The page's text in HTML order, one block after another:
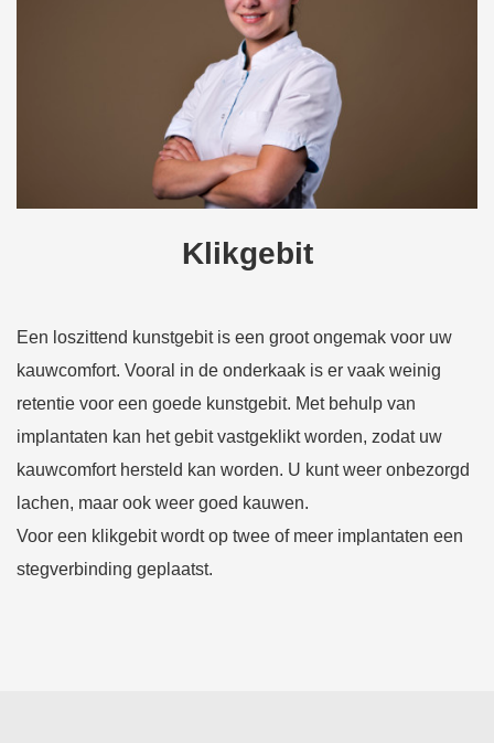
Klikgebit
Een loszittend kunstgebit is een groot ongemak voor uw
kauwcomfort. Vooral in de onderkaak is er vaak weinig
retentie voor een goede kunstgebit. Met behulp van
implantaten kan het gebit vastgeklikt worden, zodat uw
kauwcomfort hersteld kan worden. U kunt weer onbezorgd
lachen, maar ook weer goed kauwen.
Voor een klikgebit wordt op twee of meer implantaten een
stegverbinding geplaatst.